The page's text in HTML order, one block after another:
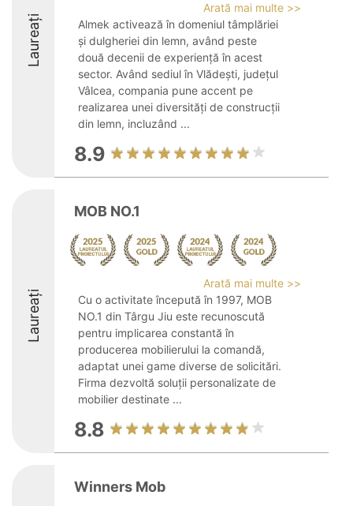
Laureați
Arată mai multe >>
Almek activează în domeniul tâmplăriei
și dulgheriei din lemn, având peste
două decenii de experiență în acest
sector. Având sediul în Vlădești, județul
Vâlcea, compania pune accent pe
realizarea unei diversități de construcții
din lemn, incluzând ...
8.9
Laureați
MOB NO.1
Arată mai multe >>
Cu o activitate începută în 1997, MOB
NO.1 din Târgu Jiu este recunoscută
pentru implicarea constantă în
producerea mobilierului la comandă,
adaptat unei game diverse de solicitări.
Firma dezvoltă soluții personalizate de
mobilier destinate ...
8.8
Winners Mob